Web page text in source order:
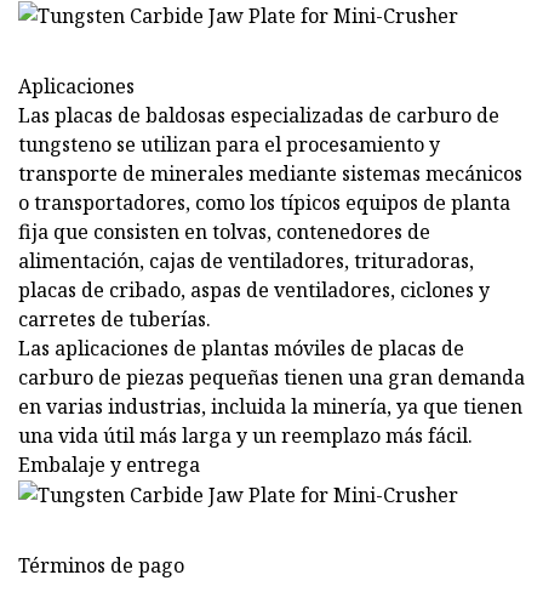
Aplicaciones
Las placas de baldosas especializadas de carburo de
tungsteno se utilizan para el procesamiento y
transporte de minerales mediante sistemas mecánicos
o transportadores, como los típicos equipos de planta
fija que consisten en tolvas, contenedores de
alimentación, cajas de ventiladores, trituradoras,
placas de cribado, aspas de ventiladores, ciclones y
carretes de tuberías.
Las aplicaciones de plantas móviles de placas de
carburo de piezas pequeñas tienen una gran demanda
en varias industrias, incluida la minería, ya que tienen
una vida útil más larga y un reemplazo más fácil.
Embalaje y entrega
Términos de pago